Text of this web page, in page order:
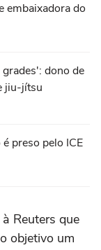
embaixadora do
dono de
jiu-jítsu
preso pelo ICE
⁠Reuters que
objetivo ‌um